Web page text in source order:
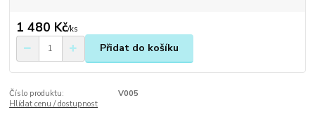
1 480 Kč/ks
Přidat do košíku
Číslo produktu:
V005
Hlídat cenu / dostupnost